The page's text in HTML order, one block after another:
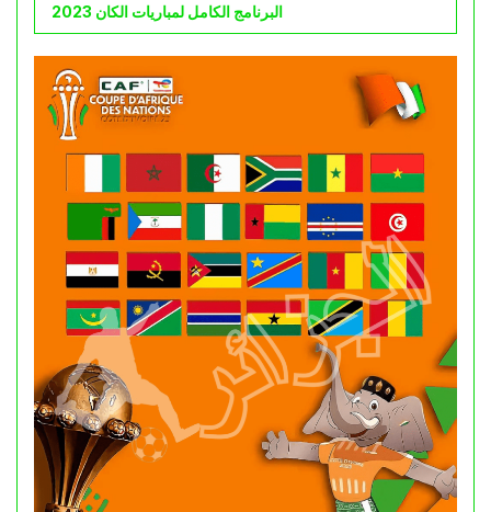
البرنامج الكامل لمباريات الكان 2023